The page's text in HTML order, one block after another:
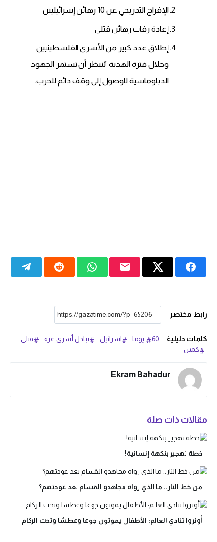
الإفراج التدريجي عن 10 رهائن إسرائيليين
إعادة رفات رهائن قتلى
إطلاق عدد كبير من الأسرى الفلسطينيين
وخلال فترة الهدنة، يُنتظر أن تستمر الجهود
الدبلوماسية للوصول إلى وقف دائم للحرب.
رابط مختصر
كلمات دليلية 60 يوما اسرائيل تبادل أسرى غزة
قتلى
كمين
Ekram Bahadur
مقالات ذات صلة
خطة تهجير بنكهة إنسانية!
من خط النار.. ما الذي رواه مجاهدو القسام بعد عودتهم؟
أونروا تنادي العالم: الأطفال يموتون جوعا وعطشا وتحت الركام